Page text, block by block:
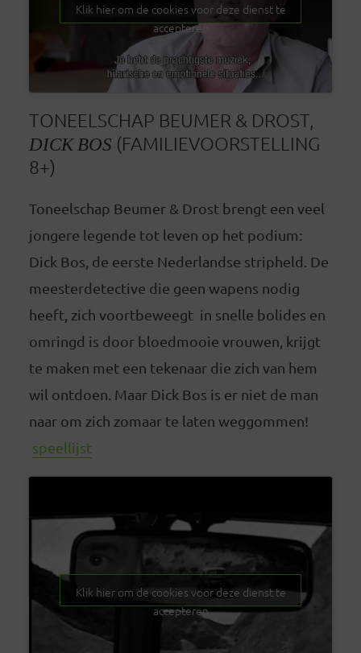
Klik hier om de cookies voor deze dienst te
accepteren
TONEELSCHAP BEUMER & DROST,
DICK BOS (FAMILIEVOORSTELLING
8+)
Toneelschap Beumer & Drost brengt een veel
jongere legende tot leven op het podium:
Dick Bos, de eerste Nederlandse stripheld. De
meesterdetective die geen wapens nodig
heeft, zich voortbeweegt in snelle bolides en
omringd is door bloedmooie vrouwen, krijgt
te maken met een tekenaar die zich van hem
wil ontdoen. Maar Dick Bos is er niet de man
naar om zich zomaar te laten weggommen!
speellijst
Klik hier om de cookies voor deze dienst te
accepteren